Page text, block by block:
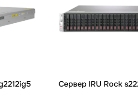
Сервер IRU Rock